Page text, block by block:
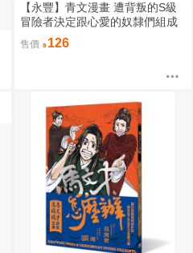
【永豐】青文漫畫 遭背叛的S級
冒險者決定跟心愛的奴隸們組成
奴隸後宮公會 8 (全新) 出版：20
26/08/06
售價 126